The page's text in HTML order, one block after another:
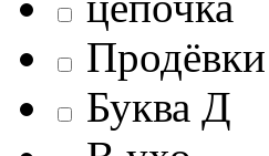
Продёвки
Буква Д